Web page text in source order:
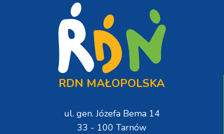
RDN MAŁOPOLSKA
ul. gen. Józefa Bema 14
33 - 100 Tarnów